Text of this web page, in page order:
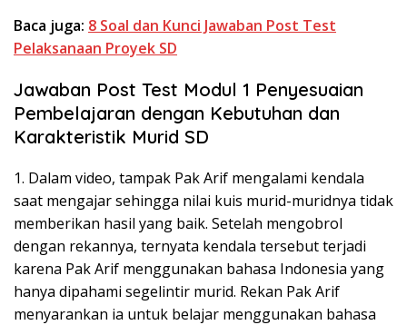
Baca juga: 8 Soal dan Kunci Jawaban Post Test
Pelaksanaan Proyek SD
Jawaban Post Test Modul 1 Penyesuaian
Pembelajaran dengan Kebutuhan dan
Karakteristik Murid SD
1. Dalam video, tampak Pak Arif mengalami kendala
saat mengajar sehingga nilai kuis murid-muridnya tidak
memberikan hasil yang baik. Setelah mengobrol
dengan rekannya, ternyata kendala tersebut terjadi
karena Pak Arif menggunakan bahasa Indonesia yang
hanya dipahami segelintir murid. Rekan Pak Arif
menyarankan ia untuk belajar menggunakan bahasa